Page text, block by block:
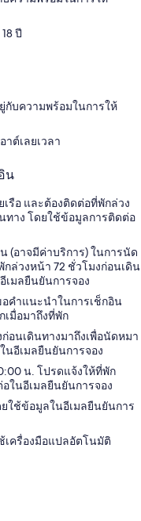
ปี
กับความพร้อมในการให้
าต์เลยเวลา
น
รือ และต้องติดต่อที่พักล่วง
ทาง โดยใช้ข้อมูลการติดต่อ
(อาจมีค่าบริการ) ในการนัด
ล่วงหน้า 72 ชั่วโมงก่อนเดิน
เมลยืนยันการจอง
คำแนะนำในการเช็กอิน
มื่อมาถึงที่พัก
อนเดินทางมาถึงเพื่อนัดหมา
นอีเมลยืนยันการจอง
น. โปรดแจ้งให้ที่พัก
ในอีเมลยืนยันการจอง
ใช้ข้อมูลในอีเมลยืนยันการ
ครื่องมือแปลอัตโนมัติ